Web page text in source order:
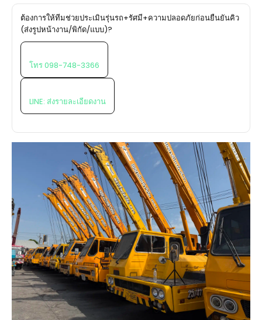
ต้องการให้ทีมช่วยประเมินรุ่นรถ+รัศมี+ความปลอดภัยก่อนยืนยันคิว
(ส่งรูปหน้างาน/พิกัด/แบบ)?
โทร 098-748-3366
LINE: ส่งรายละเอียดงาน